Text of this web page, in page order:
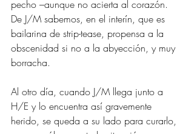
pecho –aunque no acierta al corazón.
De J/M sabemos, en el interín, que es
bailarina de strip-tease, propensa a la
obscenidad si no a la abyección, y muy
borracha.
Al otro día, cuando J/M llega junto a
H/E y lo encuentra así gravemente
herido, se queda a su lado para curarlo,